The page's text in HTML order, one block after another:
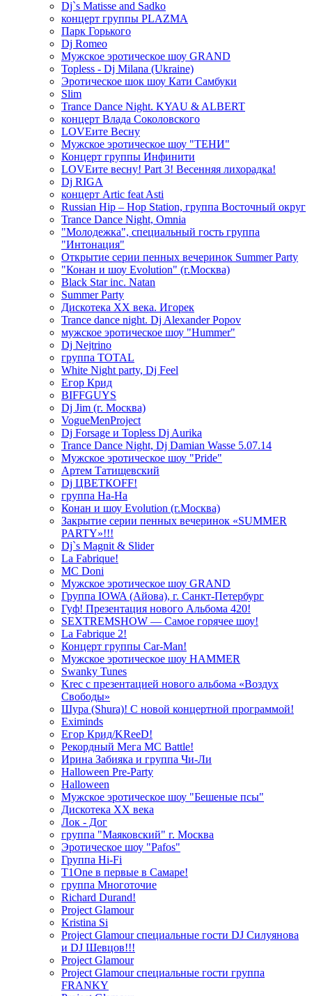
Dj`s Matisse and Sadko
концерт группы PLAZMA
Парк Горького
Dj Romeo
Мужское эротическое шоу GRAND
Topless - Dj Milana (Ukraine)
Эротическое шок шоу Кати Самбуки
Slim
Trance Dance Night. KYAU & ALBERT
концерт Влада Соколовского
LOVEите Весну
Мужское эротическое шоу "ТЕНИ"
Концерт группы Инфинити
LOVEите весну! Part 3! Весенняя лихорадка!
Dj RIGA
концерт Artic feat Asti
Russian Hip – Hop Station, группа Восточный округ
Trance Dance Night, Omnia
"Молодежка", специальный гость группа
"Интонация"
Открытие серии пенных вечеринок Summer Party
"Конан и шоу Evolution" (г.Москва)
Black Star inc. Natan
Summer Party
Дискотека ХХ века. Игорек
Trance dance night. Dj Alexander Popov
мужское эротическое шоу "Hummer"
Dj Nejtrino
группа TOTAL
White Night party, Dj Feel
Егор Крид
BIFFGUYS
Dj Jim (г. Москва)
VogueMenProject
Dj Forsage и Topless Dj Aurika
Trance Dance Night, Dj Damian Wasse 5.07.14
Мужское эротическое шоу "Pride"
Артем Татищевский
Dj ЦВЕТКOFF!
группа На-На
Конан и шоу Evolution (г.Москва)
Закрытие серии пенных вечеринок «SUMMER
PARTY»!!!
Dj`s Magnit & Slider
La Fabrique!
MC Doni
Мужское эротическое шоу GRAND
Группа IOWA (Айова), г. Санкт-Петербург
Гуф! Презентация нового Альбома 420!
SEXTREMSHOW — Самое горячее шоу!
La Fabrique 2!
Концерт группы Car-Man!
Мужское эротическое шоу HAMMER
Swanky Tunes
Krec с презентацией нового альбома «Воздух
Свободы»
Шура (Shura)! С новой концертной программой!
Eximinds
Егор Крид/KReeD!
Рекордный Мега МС Battle!
Ирина Забияка и группа Чи-Ли
Halloween Pre-Party
Halloween
Мужское эротическое шоу "Бешеные псы"
Дискотека ХХ века
Лок - Дог
группа "Маяковский" г. Москва
Эротическое шоу "Pafos"
Группа Hi-Fi
T1One в первые в Самаре!
группа Многоточие
Richard Durand!
Project Glamour
Kristina Si
Project Glamour специальные гости DJ Силуянова
и DJ Шевцов!!!
Project Glamour
Project Glamour специальные гости группа
FRANKY